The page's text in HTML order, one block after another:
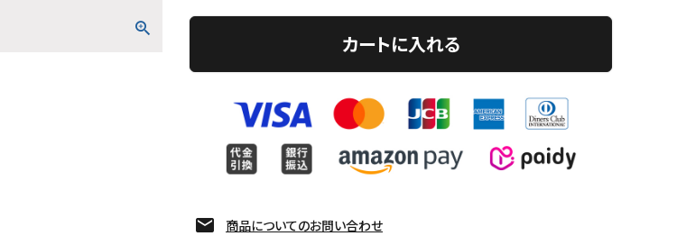
カートに入れる
商品についてのお問い合わせ